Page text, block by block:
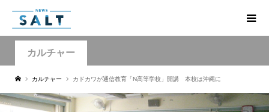
カルチャー
カルチャー カドカワが通信教育「N高等学校」開講 本校は沖縄に